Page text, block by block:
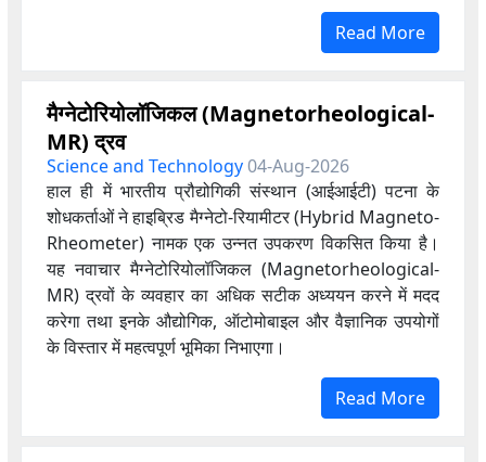
Read More
मैग्नेटोरियोलॉजिकल (Magnetorheological-
MR) द्रव
Science and Technology04-Aug-2026
हाल ही में भारतीय प्रौद्योगिकी संस्थान (आईआईटी) पटना के
शोधकर्ताओं ने हाइब्रिड मैग्नेटो-रियामीटर (Hybrid Magneto-
Rheometer) नामक एक उन्नत उपकरण विकसित किया है।
यह नवाचार मैग्नेटोरियोलॉजिकल (Magnetorheological-
MR) द्रवों के व्यवहार का अधिक सटीक अध्ययन करने में मदद
करेगा तथा इनके औद्योगिक, ऑटोमोबाइल और वैज्ञानिक उपयोगों
के विस्तार में महत्वपूर्ण भूमिका निभाएगा।
Read More